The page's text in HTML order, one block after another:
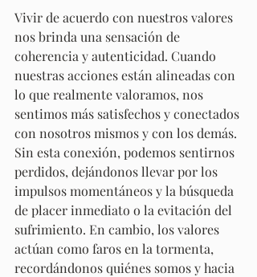
Vivir de acuerdo con nuestros valores
nos brinda una sensación de
coherencia y autenticidad. Cuando
nuestras acciones están alineadas con
lo que realmente valoramos, nos
sentimos más satisfechos y conectados
con nosotros mismos y con los demás.
Sin esta conexión, podemos sentirnos
perdidos, dejándonos llevar por los
impulsos momentáneos y la búsqueda
de placer inmediato o la evitación del
sufrimiento. En cambio, los valores
actúan como faros en la tormenta,
recordándonos quiénes somos y hacia